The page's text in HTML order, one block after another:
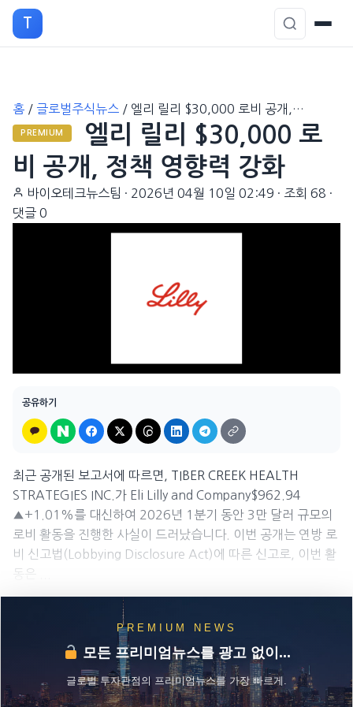
T
홈 / 글로벌주식뉴스 / 엘리 릴리 $30,000 로비 공개,…
PREMIUM
엘리 릴리 $30,000 로
비 공개, 정책 영향력 강화
바이오테크뉴스팀 · 2026년 04월 10일 02:49 · 조회 68 ·
댓글 0
공유하기
최근 공개된 보고서에 따르면, TIBER CREEK HEALTH
STRATEGIES INC.가 Eli Lilly and Company$962.94
▲+1.01%를 대신하여 2026년 1분기 동안 3만 달러 규모의
로비 활동을 진행한 사실이 드러났습니다. 이번 공개는 연방 로
비 신고법(Lobbying Disclosure Act)에 따른 신고로, 이번 활
동은 ...
PREMIUM NEWS
모든 프리미엄뉴스를 광고 없이...
글로벌 투자관점의 프리미엄뉴스를 가장 빠르게.